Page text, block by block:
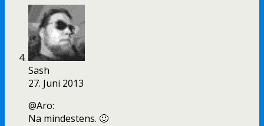
Sash
27. Juni 2013
@Aro:
Na mindestens. 🙂